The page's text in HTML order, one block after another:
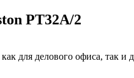
PT32A/2
для делового офиса, так и